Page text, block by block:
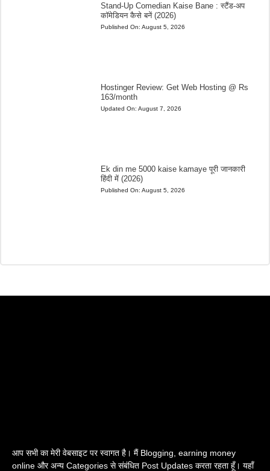
Stand-Up Comedian Kaise Bane : स्टैंड-अप
कॉमेडियन कैसे बनें (2026)
Published On: August 5, 2026
Hostinger Review: Get Web Hosting @ Rs
163/month
Updated On: August 7, 2026
Ek din me 5000 kaise kamaye पूरी जानकारी
हिंदी में (2026)
Published On: August 5, 2026
आप सभी का मेरी वेबसाइट पर स्वागत है। मैं Blogging, earning money
online और अन्य Categories से संबंधित Post Updates करता रहता हूँ। यहाँ